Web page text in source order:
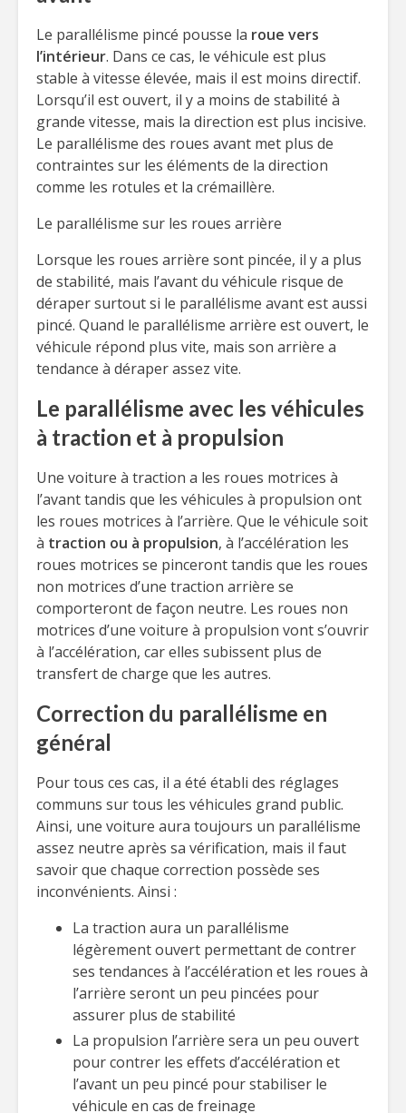
Le parallélisme pincé pousse la roue vers
l’intérieur. Dans ce cas, le véhicule est plus
stable à vitesse élevée, mais il est moins directif.
Lorsqu’il est ouvert, il y a moins de stabilité à
grande vitesse, mais la direction est plus incisive.
Le parallélisme des roues avant met plus de
contraintes sur les éléments de la direction
comme les rotules et la crémaillère.
Le parallélisme sur les roues arrière
Lorsque les roues arrière sont pincée, il y a plus
de stabilité, mais l’avant du véhicule risque de
déraper surtout si le parallélisme avant est aussi
pincé. Quand le parallélisme arrière est ouvert, le
véhicule répond plus vite, mais son arrière a
tendance à déraper assez vite.
Le parallélisme avec les véhicules
à traction et à propulsion
Une voiture à traction a les roues motrices à
l’avant tandis que les véhicules à propulsion ont
les roues motrices à l’arrière. Que le véhicule soit
à traction ou à propulsion, à l’accélération les
roues motrices se pinceront tandis que les roues
non motrices d’une traction arrière se
comporteront de façon neutre. Les roues non
motrices d’une voiture à propulsion vont s’ouvrir
à l’accélération, car elles subissent plus de
transfert de charge que les autres.
Correction du parallélisme en
général
Pour tous ces cas, il a été établi des réglages
communs sur tous les véhicules grand public.
Ainsi, une voiture aura toujours un parallélisme
assez neutre après sa vérification, mais il faut
savoir que chaque correction possède ses
inconvénients. Ainsi :
La traction aura un parallélisme
légèrement ouvert permettant de contrer
ses tendances à l’accélération et les roues à
l’arrière seront un peu pincées pour
assurer plus de stabilité
La propulsion l’arrière sera un peu ouvert
pour contrer les effets d’accélération et
l’avant un peu pincé pour stabiliser le
véhicule en cas de freinage